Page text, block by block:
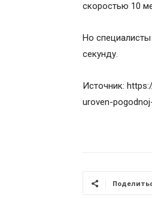
скоростью 10
Но
секунду.
Источник:
uroven-